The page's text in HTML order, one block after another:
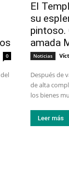
0
El
su
pintoso.
amada
Noticias
Después de
de alta
los bienes
Leer más